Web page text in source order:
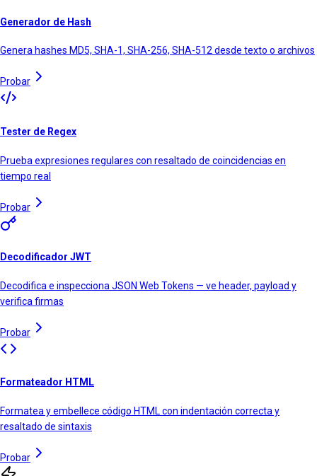
Generador de Hash
Genera hashes MD5, SHA-1, SHA-256, SHA-512 desde texto o archivos
Probar
Tester de Regex
Prueba expresiones regulares con resaltado de coincidencias en
tiempo real
Probar
Decodificador JWT
Decodifica e inspecciona JSON Web Tokens — ve header, payload y
verifica firmas
Probar
Formateador HTML
Formatea y embellece código HTML con indentación correcta y
resaltado de sintaxis
Probar